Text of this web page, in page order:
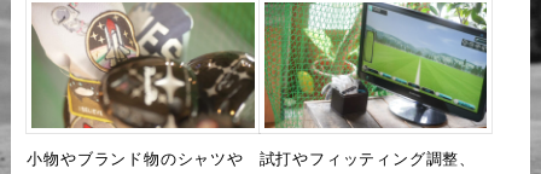
小物やブランド物のシャツや
試打やフィッティング調整、